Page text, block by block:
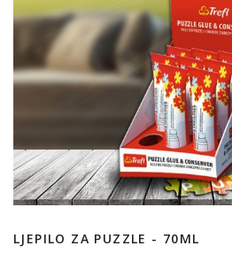
LJEPILO ZA PUZZLE - 70ML